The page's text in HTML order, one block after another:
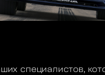
специалистов,